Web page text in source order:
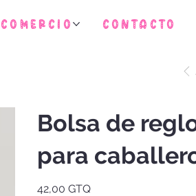
Comercio Contacto
Bolsa de
para
42,00 GTQ